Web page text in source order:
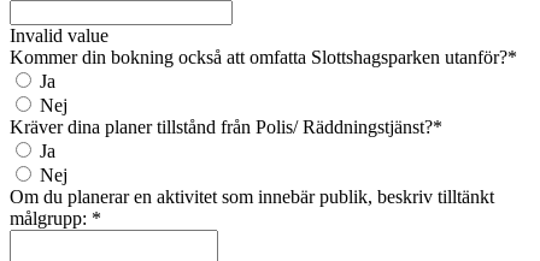
Invalid value
Kommer din bokning också att omfatta Slottshagsparken utanför?*
Ja
Nej
Kräver dina planer tillstånd från Polis/ Räddningstjänst?*
Ja
Nej
Om du planerar en aktivitet som innebär publik, beskriv tilltänkt
målgrupp: *